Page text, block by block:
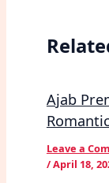
Ajab
Leave a
/April 18,